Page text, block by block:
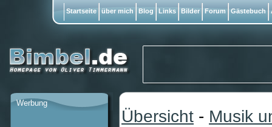
Übersicht - Musik
Werbung
Startseite über mich Blog Links Bilder Forum Gästebuch